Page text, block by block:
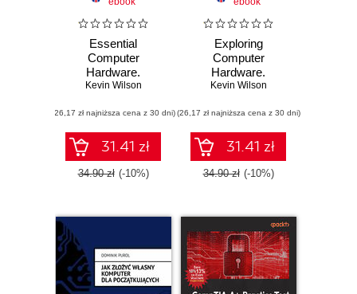
Essential
Computer
Hardware.
Understanding the
Modern
Technology and
Securing Your
Digital World
Kevin Wilson
(26,17 zł najniższa cena z 30 dni)
31.41 zł
34.90 zł (-10%)
Exploring
Computer
Hardware.
Mastering the
Technology, From
Microcomputers to
Cloud Computing
Kevin Wilson
(26,17 zł najniższa cena z 30 dni)
31.41 zł
34.90 zł (-10%)